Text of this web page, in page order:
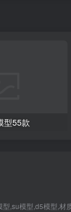
型55款
,su模型,d5模型,材